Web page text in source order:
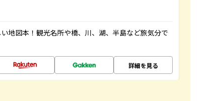
地図本！観光名所や橋、川、湖、半島など旅気分で
詳細を見る